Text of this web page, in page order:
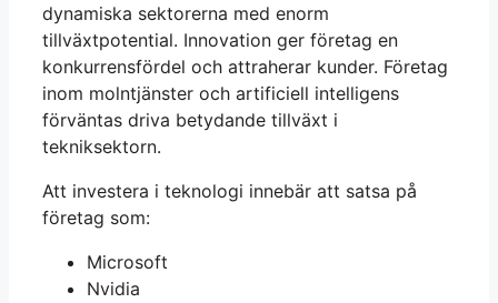
dynamiska sektorerna med enorm
tillväxtpotential. Innovation ger företag en
konkurrensfördel och attraherar kunder. Företag
inom molntjänster och artificiell intelligens
förväntas driva betydande tillväxt i
tekniksektorn.
Att investera i teknologi innebär att satsa på
företag som:
Microsoft
Nvidia